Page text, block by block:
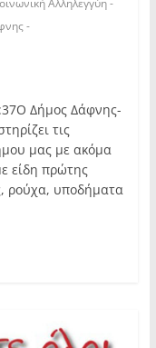
Αλληλεγγύη -
-
Δήμος Δάφνης-
τις
μας με ακόμα
είδη πρώτης
ρούχα, υποδήματα